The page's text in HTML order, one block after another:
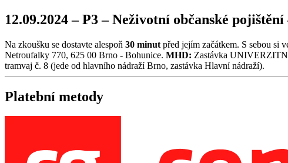
12.09.2024 – P3 – Neživotní občanské
Na zkoušku se dostavte alespoň 30 minut před jejím začátkem. S sebou si
Netroufalky 770, 625 00 Brno - Bohunice. MHD: Zastávka
tramvaj č. 8 (jede od hlavního nádraží Brno, zastávka Hlavní nádraží).
Platební metody